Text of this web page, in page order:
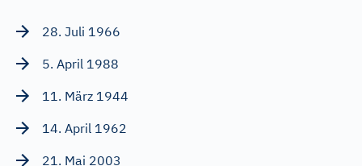
28. Juli 1966
5. April 1988
11. März 1944
14. April 1962
21. Mai 2003